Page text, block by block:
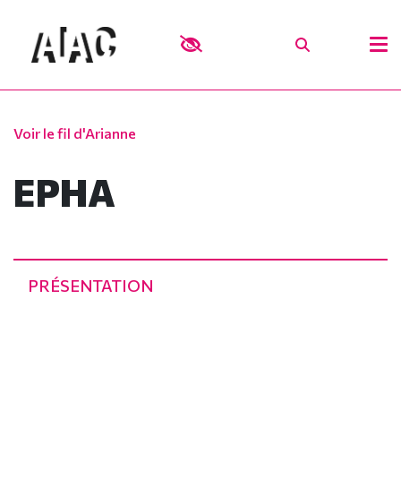
Voir le fil d'Arianne
EPHA
PRÉSENTATION